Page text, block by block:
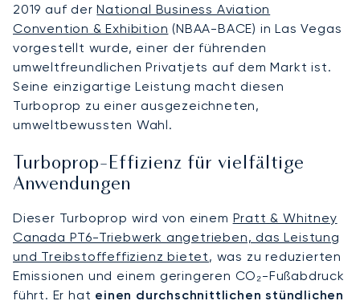
2019 auf derNational Business Aviation
Convention & Exhibition (NBAA-BACE) in Las Vegas
vorgestellt wurde, einer der führenden
umweltfreundlichen Privatjets auf dem Markt ist.
Seine einzigartige Leistung macht diesen
Turboprop zu einer ausgezeichneten,
umweltbewussten Wahl.
Turboprop-Effizienz für vielfältige
Anwendungen
Dieser Turboprop wird von einem Pratt & Whitney
Canada PT6-Triebwerk angetrieben, das Leistung
und Treibstoffeffizienz bietet, was zu reduzierten
Emissionen und einem geringeren CO₂-Fußabdruck
führt. Er hat einen durchschnittlichen stündlichen